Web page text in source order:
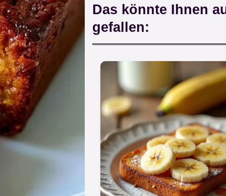
Das könnte Ihnen
gefallen: